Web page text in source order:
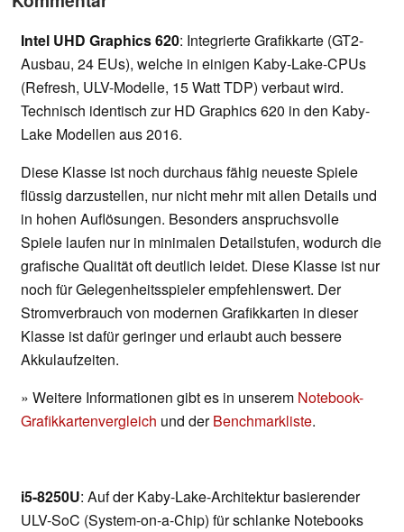
Intel UHD Graphics 620: Integrierte Grafikkarte (GT2-
Ausbau, 24 EUs), welche in einigen Kaby-Lake-CPUs
(Refresh, ULV-Modelle, 15 Watt TDP) verbaut wird.
Technisch identisch zur HD Graphics 620 in den Kaby-
Lake Modellen aus 2016.
Diese Klasse ist noch durchaus fähig neueste Spiele
flüssig darzustellen, nur nicht mehr mit allen Details und
in hohen Auflösungen. Besonders anspruchsvolle
Spiele laufen nur in minimalen Detailstufen, wodurch die
grafische Qualität oft deutlich leidet. Diese Klasse ist nur
noch für Gelegenheitsspieler empfehlenswert. Der
Stromverbrauch von modernen Grafikkarten in dieser
Klasse ist dafür geringer und erlaubt auch bessere
Akkulaufzeiten.
» Weitere Informationen gibt es in unserem Notebook-
Grafikkartenvergleich und derBenchmarkliste.
i5-8250U: Auf der Kaby-Lake-Architektur basierender
ULV-SoC (System-on-a-Chip) für schlanke Notebooks